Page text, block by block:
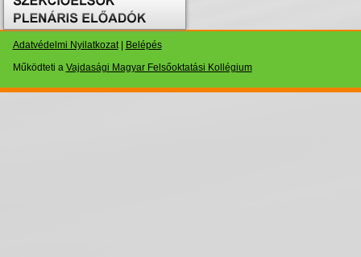
Adatvédelmi Nyilatkozat|
Belépés
Működteti a Vajdasági Magyar Felsőoktatási Kollégium